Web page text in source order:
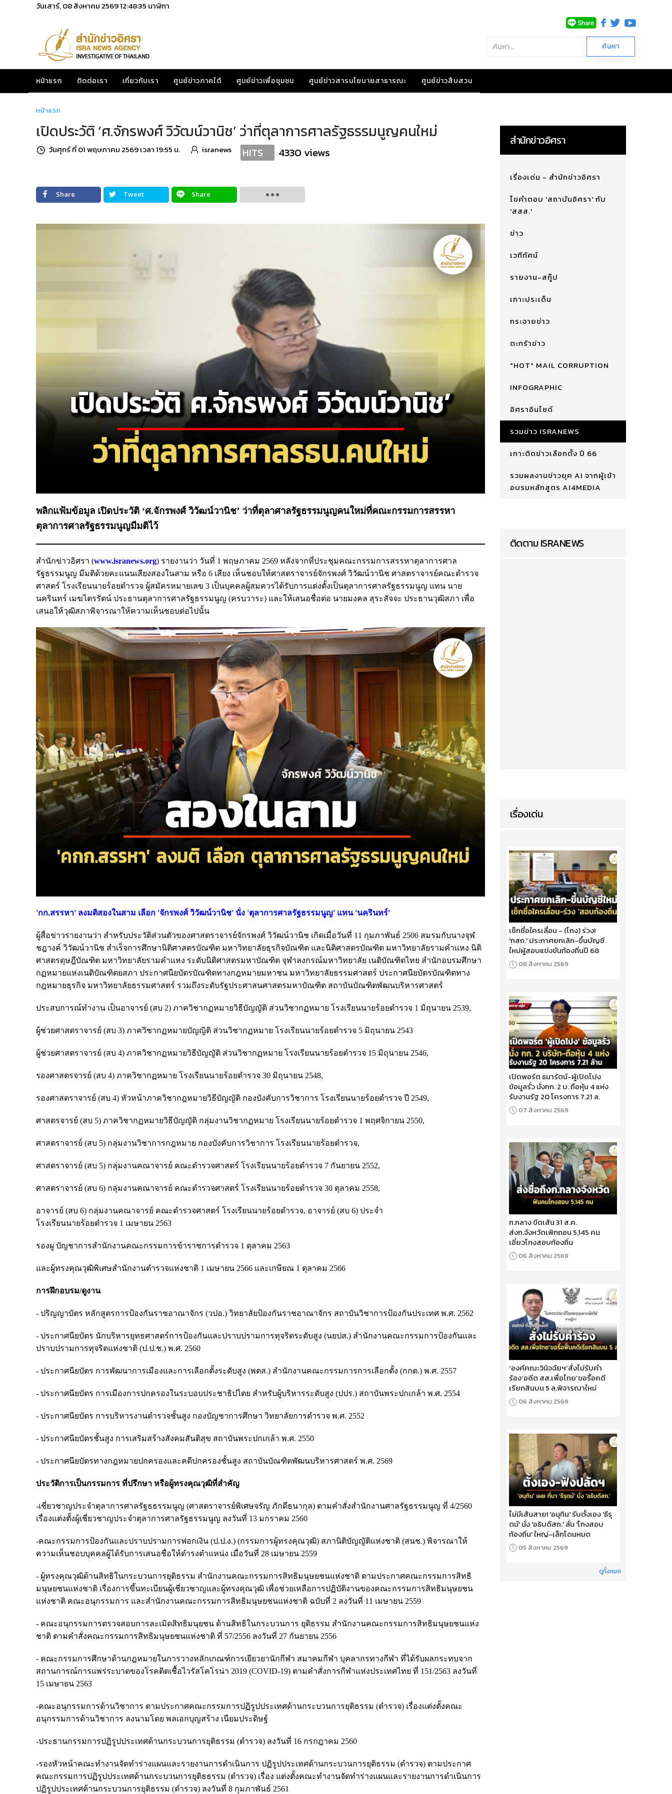
วันเสาร์, 08 สิงหาคม 256912:48:37 นาฬิกา
หน้าแรก ติดต่อเรา เกี่ยวกับเรา ศูนย์ข่าวภาคใต้ ศูนย์ข่าวเพื่อชุมชน ศูนย์ข่าวสารนโยบายสาธารณะ ศูนย์ข่าวสืบสวน
หน้าแรก
เปิดประวัติ ‘ศ.จักรพงศ์ วิวัฒน์วานิช’ ว่าที่ตุลาการศาลรัฐธรรมนูญคนใหม่
วันศุกร์ ที่ 01 พฤษภาคม 2569 เวลา 19:55 น. isranews HITS 4330 views
Share Tweet Share
พลิกแฟ้มข้อมูล เปิดประวัติ ‘ศ.จักรพงศ์ วิวัฒน์วานิช’ ว่าที่ตุลาศาลรัฐธรรมนูญคนใหม่ที่คณะกรรมการสรรหา
ตุลาการศาลรัฐธรรมนูญมีมติไว้
สำนักข่าวอิศรา (www.isranews.org) รายงานว่า วันที่ 1 พฤษภาคม 2569 หลังจากที่ประชุมคณะกรรมการสรรหาตุลาการศาล
รัฐธรรมนูญ มีมติด้วยคะแนนเสียงสองในสาม หรือ 6 เสียง เห็นชอบให้ศาสตราจารย์จักรพงศ์ วิวัฒน์วานิช ศาสตราจารย์คณะตำรวจ
ศาสตร์ โรงเรียนนายร้อยตำรวจ ผู้สมัครหมายเลข 3 เป็นบุคคลผู้สมควรได้รับการแต่งตั้งเป็นตุลาการศาลรัฐธรรมนูญ แทน นาย
นครินทร์ เมฆไตรรัตน์ ประธานตุลาการศาลรัฐธรรมนูญ (ครบวาระ) และให้เสนอชื่อต่อ นายมงคล สุระสัจจะ ประธานวุฒิสภา เพื่อ
เสนอให้วุฒิสภาพิจารณาให้ความเห็นชอบต่อไปนั้น
'กก.สรรหา' ลงมติสองในสาม เลือก 'จักรพงศ์ วิวัฒน์วานิช' นั่ง 'ตุลาการศาลรัฐธรรมนูญ' แทน 'นครินทร์'
ผู้สื่อข่าวรายงานว่า สำหรับประวัติส่วนตัวของศาสตราจารย์จักรพงศ์ วิวัฒน์วานิช เกิดเมื่อวันที่ 11 กุมภาพันธ์ 2506 สมรมกับนางจุฬ
ชฎางค์ วิวัฒน์วานิช สำเร็จการศึกษานิติศาสตรบัณฑิต มหาวิทยาลัยธุรกิจบัณฑิต และนิติศาสตรบัณฑิต มหาวิทยาลัยรามคําแหง นิติ
ศาสตรดุษฎีบัณฑิต มหาวิทยาลัยรามคำแหง ระดับนิติศาสตรมหาบัณฑิต จุฬาลงกรณ์มหาวิทยาลัย เนติบัณฑิตไทย สํานักอบรมศึกษา
กฏหมายแห่งเนติบัณฑิตยสภา ประกาศนียบัตรบัณฑิตทางกฎหมายมหาชน มหาวิทยาลัยธรรมศาสตร์ ประกาศนียบัตรบัณฑิตทาง
กฎหมายธุรกิจ มหาวิทยาลัยธรรมศาสตร์ รวมถึงระดับรัฐประศาสนศาสตรมหาบัณฑิต สถาบันบัณฑิตพัฒนบริหารศาสตร์
ประสบการณ์ทำงาน เป็นอาจารย์ (สบ 2) ภาควิชากฏหมายวิธีบัญญัติ ส่วนวิชากฏหมาย โรงเรียนนายร้อยตํารวจ 1 มิถุนายน 2539,
ผู้ช่วยศาสตราจารย์ (สบ 3) ภาควิชากฏหมายบัญญิติ ส่วนวิชากฏหมาย โรงเรียนนายร้อยตํารวจ 5 มิถุนายน 2543
ผู้ช่วยศาสตราจารย์ (สบ 4) ภาควิชากฏหมายวิธีบัญญัติ ส่วนวิชากฏหมาย โรงเรียนนายร้อยตํารวจ 15 มิถุนายน 2546,
รองศาสตรจารย์ (สบ 4) ภาควิชากฏหมาย โรงเรียนนายร้อยตํารวจ 30 มิถุนายน 2548,
รองศาสตราจารย์ (สบ 4) หัวหน้าภาควิชากฎหมายวิธีบัญญัติ กองบังคับการวิชาการ โรงเรียนนายร้อยตํารวจ ปี 2549,
ศาสตรจารย์ (สบ 5) ภาควิชากฏหมายวิธีบัญญัติ กลุ่มงานวิชากฏหมาย โรงเรียนนายร้อยตํารวจ 1 พฤศจิกายน 2550,
ศาสตราจารย์ (สบ 5) กลุ่มงานวิชาการกฎหมาย กองบังคับการวิชาการ โรงเรียนนายร้อยตํารวจ,
ศาสตราจารย์ (สบ 5) กลุ่มงานคณาจารย์ คณะตํารวจศาสตร์ โรงเรียนนายร้อยตํารวจ 7 กันยายน 2552,
ศาสตราจารย์ (สบ 6) กลุ่มงานคณาจารย์ คณะตํารวจศาสตร์ โรงเรียนนายร้อยตํารวจ 30 ตุลาคม 2558,
อาจารย์ (สบ 6) กลุ่มงานคณาจารย์ คณะตํารวจศาสตร์ โรงเรียนนายร้อยตํารวจ, อาจารย์ (สบ 6) ประจํา
โรงเรียนนายร้อยตํารวจ 1 เมษายน 2563
รองผู บัญชาการสํานักงานคณะกรรมการข้าราชการตํารวจ 1 ตุลาคม 2563
และผู้ทรงคุณวุฒิพิเศษสํานักงานตํารวจแห่งชาติ 1 เมษายน 2566 และเกษียณ 1 ตุลาคม 2566
การฝึกอบรม/ดูงาน
- ปริญญาบัตร หลักสูตรการป้องกันราชอาณาจักร (วปอ.) วิทยาลัยป้องกันราชอาณาจักร สถาบันวิชาการป้องกันประเทศ พ.ศ. 2562
- ประกาศนียบัตร นักบริหารยุทธศาสตร์การป้องกันและปราบปรามการทุจริตระดับสูง (นยปส.) สำนักงานคณะกรรมการป้องกันและ
ปราบปรามการทุจริตแห่งชาติ (ป.ป.ช.) พ.ศ. 2560
- ประกาศนียบัตร การพัฒนาการเมืองและการเลือกตั้งระดับสูง (พตส.) สำนักงานคณะกรรมการการเลือกตั้ง (กกต.) พ.ศ. 2557
- ประกาศนียบัตร การเมืองการปกครองในระบอบประชาธิปไตย สำหรับผู้บริหารระดับสูง (ปปร.) สถาบันพระปกเกล้า พ.ศ. 2554
- ประกาศนียบัตร การบริหารงานตำรวจชั้นสูง กองบัญชาการศึกษา วิทยาลัยการตำรวจ พ.ศ. 2552
- ประกาศนียบัตรชั้นสูง การเสริมสร้างสังคมสันติสุข สถาบันพระปกเกล้า พ.ศ. 2550
- ประกาศนียบัตรทางกฎหมายปกครองและคดีปกครองชั้นสูง สถาบันบัณฑิตพัฒนบริหารศาสตร์ พ.ศ. 2569
ประวัติการเป็นกรรมการ ที่ปรึกษา หรือผู้ทรงคุณวุฒิที่สำคัญ
-เชี่ยวชาญประจำตุลาการศาลรัฐธธรรมนูญ (ศาสตราจารย์พิเศษจรัญ ภักดีธนากุล) ตามคำสั่งสำนักงานศาลรัฐธรรมนูญ ที่ 4/2560
เรื่องแต่งตั้งผู้เชี่ยวชาญประจำตุลาการศาลรัฐธรรมนูญ ลงวันที่ 13 มกราคม 2560
-คณะกรรมการป้องกันและปราบปรามการฟอกเงิน (ป.ป.ง.) (กรรมการผู้ทรงคุณวุฒิ) สภานิติบัญญัติแห่งชาติ (สนช.) พิจารณาให้
ความเห็นชอบบุคคลผู้ได้รับการเสนอชื่อให้ดำรงตำแหน่ง เมื่อวันที่ 28 เมษายน 2559
- ผู้ทรงคุณวุฒิด้านสิทธิในกระบวนการยุติธรรม สำนักงานคณะกรรมการสิทธิมนุษยชนแห่งชาติ ตามประกาศคณะกรรมการสิทธิ
มนุษยชนแห่งชาติ เรื่องการขึ้นทะเบียนผู้เชี่ยวชาญและผู้ทรงคุณวุฒิ เพื่อช่วยเหลือการปฏิบัติงานของคณะกรรมการสิทธิมนุษยชน
แห่งชาติ คณะอนุกรรมการ และสำนักงานคณะกรรมการสิทธิมนุษยชนแห่งชาติ ฉบับที่ 2 ลงวันที่ 11 เมษายน 2559
- คณะอนุกรรมการตรวจสอบการละเมิดสิทธิมนุยชน ด้านสิทธิในกระบวนการ ยุติธรรม สำนักงานคณะกรรมการสิทธิมนุษยชนแห่ง
ชาติ ตามคำสั่งคณะกรรมการสิทธิมนุษยชนแห่งชาติ ที่ 57/2556 ลงวันที่ 27 กันยายน 2556
- คณะกรรมการศึกษาด้านกฎหมายในการวางหลักเกณฑ์การเยียวยานักกีฬา สมาคมกีฬา บุคลากรทางกีฬา ที่ได้รับผลกระทบจาก
สถานการณ์การแพร่ระบาดของโรคติดเชื้อไวรัสโคโรน่า 2019 (COVID-19) ตามคำสั่งการกีฬาแห่งประเทศไทย ที่ 151/2563 ลงวันที่
15 เมษายน 2563
-คณะอนุกรรมการด้านวิชาการ ตามประกาศคณะกรรมการปฏิรูปประเทศด้านกระบวนการยุติธรรม (ตำรวจ) เรื่องแต่งตั้งคณะ
อนุกรรมการด้านวิชาการ ลงนามโดย พลเอกบุญสร้าง เนียมประดิษฐ์
-ประธานกรรมการปฏิรูปประเทศด้านกระบวนการยุติธรรม (ตำรวจ) ลงวันที่ 16 กรกฎาคม 2560
-รองหัวหน้าคณะทำงานจัดทำร่างแผนและรายงานการดำเนินการ ปฏิรูปประเทศด้านกระบวนการยุติธรรม (ตำรวจ) ตามประกาศ
คณะกรรมการปฏิรูปประเทศด้านกระบวนการยุติธธรรม (ตำรวจ) เรื่อง แต่งตั้งคณะทำงานจัดทำร่างแผนและรายงานการดำเนินการ
ปฏิรูปประเทศด้านกระบวนการยุติธรรม (ตำรวจ) ลงวันที่ 8 กุมภาพันธ์ 2561
สำนักข่าวอิศรา
เรื่องเด่น - สำนักข่าวอิศรา
ไขคำตอบ 'สถาบันอิศรา' กับ
'สสส.'
ข่าว
เวทีทัศน์
รายงาน-สกู๊ป
เกาะประเด็น
กระจายข่าว
ตะกร้าข่าว
"HOT" MAIL CORRUPTION
INFOGRAPHIC
อิศราอินไซด์
รวมข่าว ISRANEWS
เกาะติดข่าวเลือกตั้ง ปี 66
รวมผลงานข่าวยุค AI จากผู้เข้า
อบรมหลักสูตร AI4MEDIA
ติดตาม ISRANEWS
เรื่องเด่น
เช็กชื่อใครเลื่อน - (โกง) ร่วง!
'กสถ.' ประกาศยกเลิก-ขึ้นบัญชี
ใหม่ผู้สอบแข่งขันท้องถิ่นปี 68
08 สิงหาคม 2569
เปิดพอร์ต ธนารัตน์-ผู้เปิดโปง
ข้อมูลรั่ว นั่งกก. 2 บ. ถือหุ้น 4 แห่ง
รับงานรัฐ 20 โครงการ 7.21 ล.
07 สิงหาคม 2569
ก.กลาง ขีดเส้น 31 ส.ค.
ส่งก.จังหวัดเพิกถอน 5,145 คน
เอี่ยวโกงสอบท้องถิ่น
06 สิงหาคม 2569
‘องค์คณะวินิจฉัยฯ’สั่งไม่รับคำ
ร้อง‘อดีต สส.เพื่อไทย’ขอรื้อคดี
เรียกสินบน 5 ล.พิจารณาใหม่
06 สิงหาคม 2569
ไม่มีเส้นสาย! 'อนุทิน' รับตั้งเอง 'ธีรุ
ตม์' นั่ง 'อธิบดีสถ.' ลั่น 'โกงสอบ
ท้องถิ่น' ใหญ่-เล็กโดนหมด
05 สิงหาคม 2569
ดูทั้งหมด